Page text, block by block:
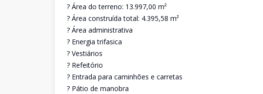
? Área do terreno: 13.997,00 m²
? Área construída total: 4.395,58 m²
? Área administrativa
? Energia trifasica
? Vestiários
? Refeitório
? Entrada para caminhões e carretas
? Pátio de manobra